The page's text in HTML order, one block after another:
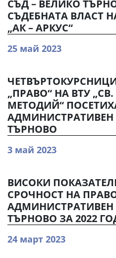
СЪД – ВЕЛИКО
СЪДЕБНАТА ВЛАСТ
„АК – АРКУС“
25 май 2023
„ПРАВО“ НА ВТУ
МЕТОДИЙ“
АДМИНИСТРАТИВЕН
ТЪРНОВО
3 май 2023
ВИСОКИ
СРОЧНОСТ НА
АДМИНИСТРАТИВЕН
ТЪРНОВО ЗА 2022
24 март 2023